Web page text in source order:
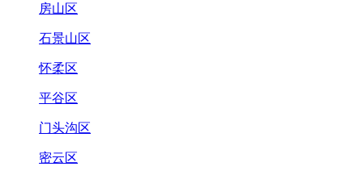
房山区
石景山区
怀柔区
平谷区
门头沟区
密云区